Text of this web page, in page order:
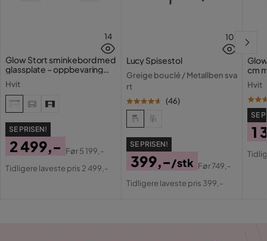
14
Glow Stort sminkebord med
glassplate – oppbevaring
med skuffer og rom 120 cm
Hvit
SE PRISEN!
Pris
2 499,-
Original
Før5 199,-
Tidligere laveste pris 2 499,-
10
Lucy Spisestol
Greige bouclé / Metallben sva
rt
(46)
SE PRISEN!
Pris
399,-/stk
Original
Før749,-
Tidligere laveste pris 399,-
cm
med
Hvit
SE
1